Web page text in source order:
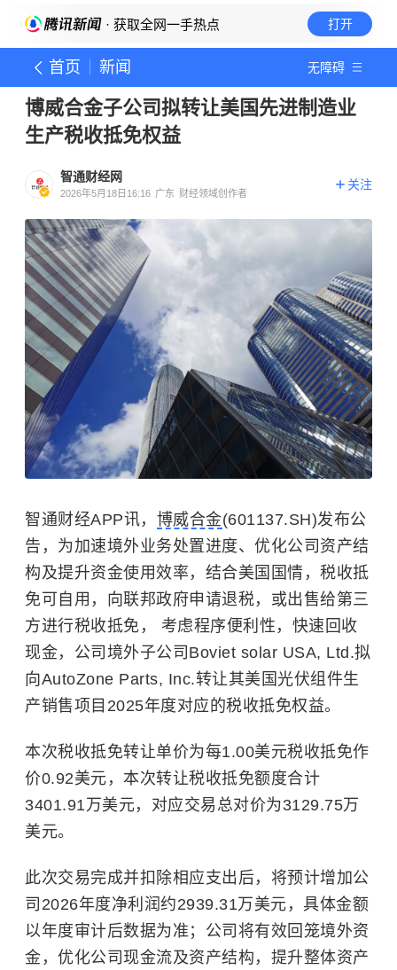
· 获取全网一手热点 打开
首页 新闻 无障碍
博威合金子公司拟转让美国先进制造业
生产税收抵免权益
智通财经网
2026年5月18日16:16 广东 财经领域创作者
关注
智通财经APP讯， 博威合金(601137.SH)发布公
告，为加速境外业务处置进度、优化公司资产结
构及提升资金使用效率，结合美国国情，税收抵
免可自用，向联邦政府申请退税，或出售给第三
方进行税收抵免， 考虑程序便利性，快速回收
现金，公司境外子公司Boviet solar USA, Ltd.拟
向AutoZone Parts, Inc.转让其美国光伏组件生
产销售项目2025年度对应的税收抵免权益。
本次税收抵免转让单价为每1.00美元税收抵免作
价0.92美元，本次转让税收抵免额度合计
3401.91万美元，对应交易总对价为3129.75万
美元。
此次交易完成并扣除相应支出后，将预计增加公
司2026年度净利润约2939.31万美元，具体金额
以年度审计后数据为准；公司将有效回笼境外资
金，优化公司现金流及资产结构，提升整体资产